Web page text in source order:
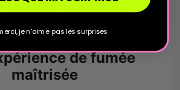
les amateurs que les utilisateurs plus
pas inaperçu.
de fumée
maîtrisée
je n'aime pas les surprises